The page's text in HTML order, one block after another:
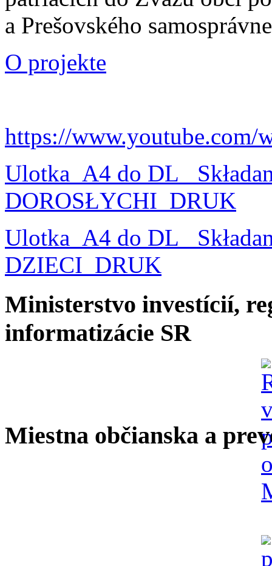
a Prešovského
O projekte
https://www.youtube.com/
Ulotka_A4 do DL_
DOROSŁYCHI_DRUK
Ulotka_A4 do DL_
DZIECI_DRUK
Ministerstvo investícií,
informatizácie SR
Miestna občianska a